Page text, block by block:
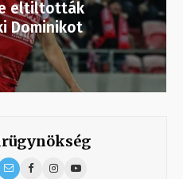
eltiltották
Dominikot